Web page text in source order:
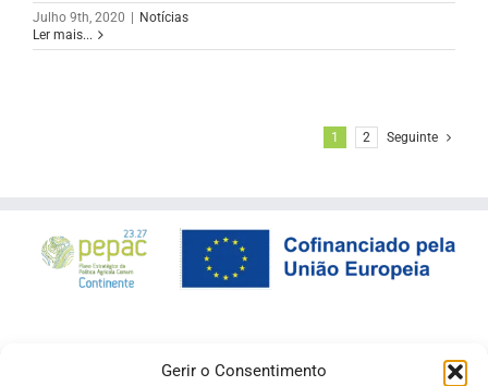
Gerir o Consentimento
Julho 9th, 2020 | Notícias
Ler mais...
1 2 Seguinte